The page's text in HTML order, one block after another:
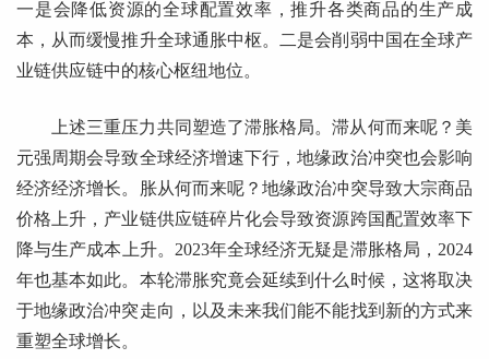
一是会降低资源的全球配置效率，推升各类商品的生产成
本，从而缓慢推升全球通胀中枢。二是会削弱中国在全球产
业链供应链中的核心枢纽地位。
上述三重压力共同塑造了滞胀格局。滞从何而来呢？美
元强周期会导致全球经济增速下行，地缘政治冲突也会影响
经济经济增长。胀从何而来呢？地缘政治冲突导致大宗商品
价格上升，产业链供应链碎片化会导致资源跨国配置效率下
降与生产成本上升。2023年全球经济无疑是滞胀格局，2024
年也基本如此。本轮滞胀究竟会延续到什么时候，这将取决
于地缘政治冲突走向，以及未来我们能不能找到新的方式来
重塑全球增长。